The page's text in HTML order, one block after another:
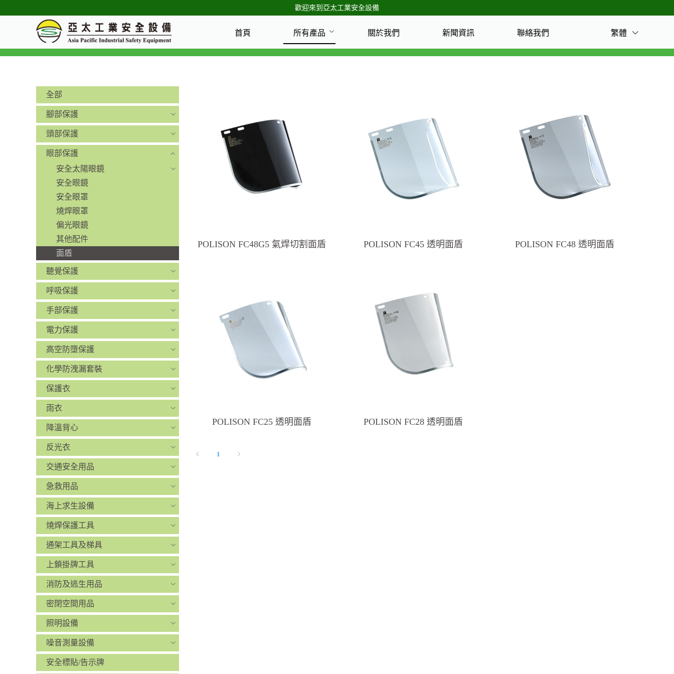
歡迎來到亞太工業安全設備
首頁 所有產品 關於我們 新聞資訊 聯絡我們 繁體
全部
腳部保護
頭部保護
眼部保護
安全太陽眼鏡
安全眼鏡
安全眼罩
燒焊眼罩
偏光眼鏡
其他配件
面盾
聽覺保護
呼吸保護
手部保護
電力保護
高空防墮保護
化學防洩漏套裝
保護衣
雨衣
降溫背心
反光衣
交通安全用品
急救用品
海上求生設備
燒焊保護工具
通架工具及梯具
上鎖掛牌工具
消防及逃生用品
密閉空間用品
照明設備
噪音測量設備
安全標貼/告示牌
POLISON FC48G5 氣焊切割面盾 POLISON FC45 透明面盾 POLISON FC48 透明面盾
POLISON FC25 透明面盾 POLISON FC28 透明面盾
1